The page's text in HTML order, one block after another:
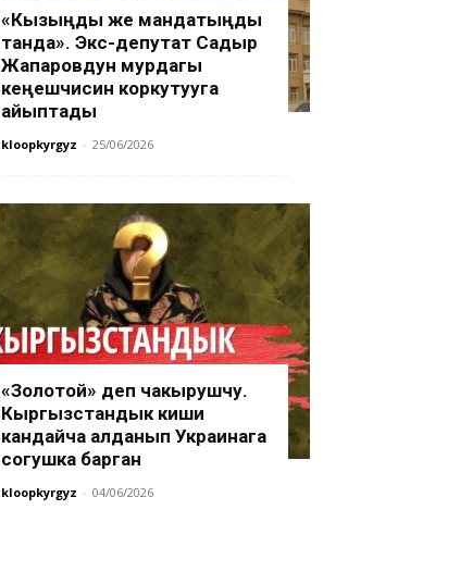
«Кызыңды же мандатыңды
танда». Экс-депутат Садыр
Жапаровдун мурдагы
кеңешчисин коркутууга
айыптады
kloopkyrgyz - 25/06/2026
«Золотой» деп чакырушчу.
Кыргызстандык киши
кандайча алданып Украинага
согушка барган
kloopkyrgyz - 04/06/2026